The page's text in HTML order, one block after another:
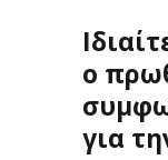
ο
για